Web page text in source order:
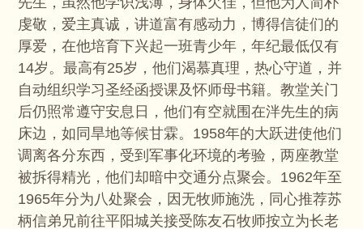
虔敬，爱主真诚，讲道富有感动力，博得信徒们的
厚爱，在他培育下兴起一班青少年，年纪最低仅有
14岁。最高有25岁，他们渴慕真理，热心守道，并
自动组织学习圣经函授课及怀师母书籍。教堂关门
后仍照常遵守安息日，他们有空就围在泮先生的病
床边，如同旱地等候甘霖。1958年的大跃进使他们
调离各分东西，受到军事化环境的考验，两座教堂
被拆得精光，他们却暗中交通分点聚会。1962年至
1965年分为八处聚会，因无牧师施洗，同心推荐苏
柄信弟兄前往平阳城关接受陈友石牧师按立为长老